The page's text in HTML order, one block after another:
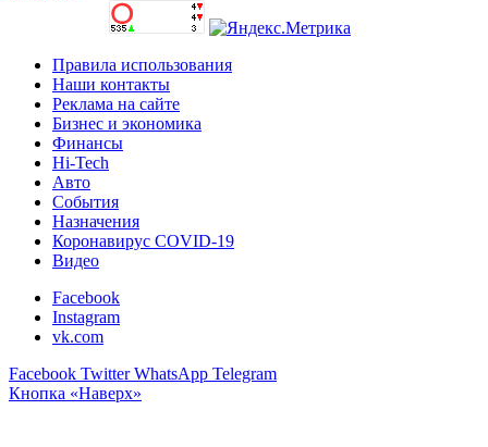
Правила использования
Наши контакты
Реклама на сайте
Бизнес и экономика
Финансы
Hi-Tech
Авто
События
Назначения
Коронавирус COVID-19
Видео
Facebook
Instagram
vk.com
Facebook Twitter WhatsApp Telegram
Кнопка «Наверх»